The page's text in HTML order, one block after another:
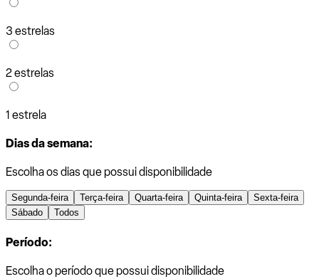
3 estrelas
2 estrelas
1 estrela
Dias da semana:
Escolha os dias que possui disponibilidade
Segunda-feira Terça-feira Quarta-feira Quinta-feira
Sexta-feira
Sábado
Todos
Período:
Escolha o período que possui disponibilidade